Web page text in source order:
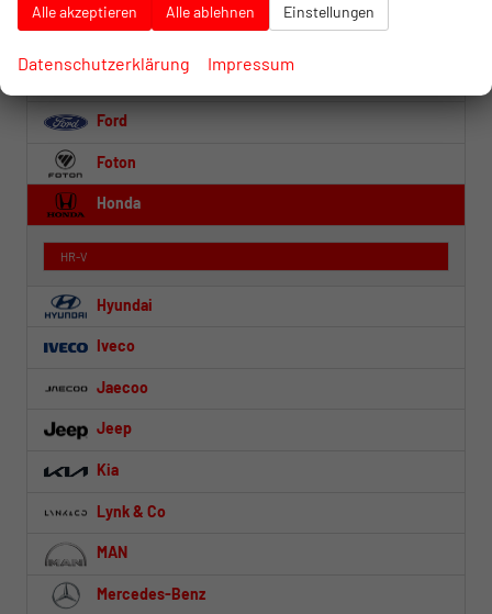
Ford
Foton
Honda
HR-V
Hyundai
Iveco
Jaecoo
Jeep
Kia
Lynk & Co
MAN
Mercedes-Benz
Alle akzeptieren Alle ablehnen Einstellungen
Datenschutzerklärung Impressum